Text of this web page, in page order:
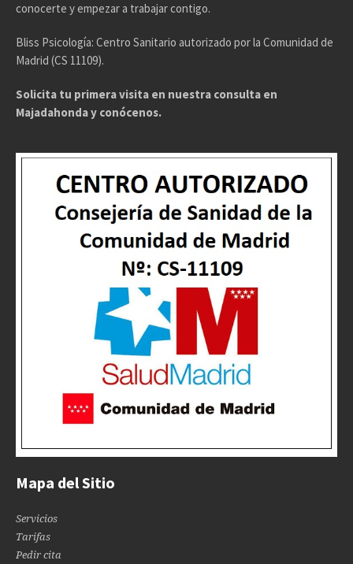
conocerte y empezar a trabajar contigo.
Bliss Psicología: Centro Sanitario autorizado por la Comunidad de
Madrid (CS 11109).
Solicita tu primera visita en nuestra consulta en
Majadahonda y conócenos.
Mapa del Sitio
Servicios
Tarifas
Pedir cita